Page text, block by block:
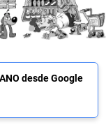
desde Google